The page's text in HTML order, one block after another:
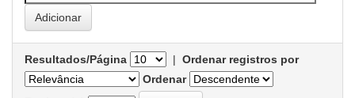
Resultados/Página | Ordenar registros por
Ordenar